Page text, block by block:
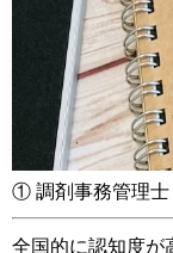
① 調剤事務管理士
全国的に認知度が